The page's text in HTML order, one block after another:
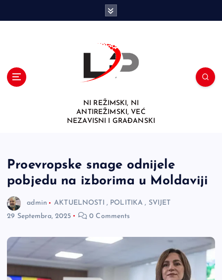
NI REŽIMSKI, NI
ANTIREŽIMSKI, VEĆ
NEZAVISNI I GRAĐANSKI
Proevropske snage odnijele
pobjedu na izborima u Moldaviji
admin AKTUELNOSTI , POLITIKA , SVIJET
29 Septembra, 2025
0 Comments